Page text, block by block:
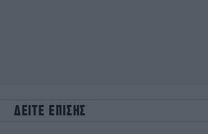
ΔΕΙΤΕ ΕΠΙΣΗΣ